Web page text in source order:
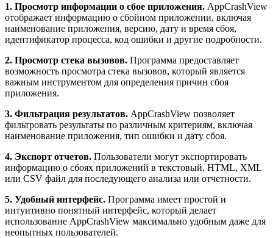
1. Просмотр информации о сбое приложения. AppCrashView
отображает информацию о сбойном приложении, включая
наименование приложения, версию, дату и время сбоя,
идентификатор процесса, код ошибки и другие подробности.
2. Просмотр стека вызовов. Программа предоставляет
возможность просмотра стека вызовов, который является
важным инструментом для определения причин сбоя
приложения.
3. Фильтрация результатов. AppCrashView позволяет
фильтровать результаты по различным критериям, включая
наименование приложения, тип ошибки и дату сбоя.
4. Экспорт отчетов. Пользователи могут экспортировать
информацию о сбоях приложений в текстовый, HTML, XML
или CSV файл для последующего анализа или отчетности.
5. Удобный интерфейс. Программа имеет простой и
интуитивно понятный интерфейс, который делает
использование AppCrashView максимально удобным даже для
неопытных пользователей.